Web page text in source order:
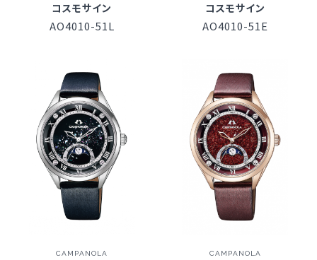
コスモサイン
AO4010-51L
コスモサイン
AO4010-51E
CAMPANOLA CAMPANOLA